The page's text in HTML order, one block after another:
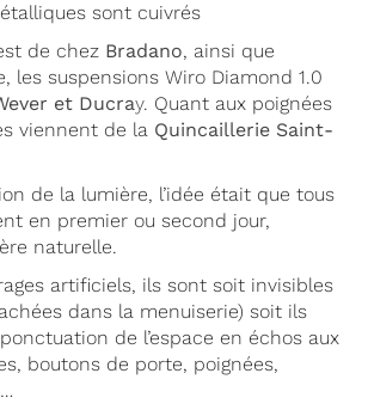
sont cuivrés
de chez Bradano, ainsi que
les suspensions Wiro Diamond 1.0
et Ducray. Quant aux poignées
viennent de la Quincaillerie Saint-
de la lumière, l’idée était que tous
en premier ou second jour,
naturelle.
artificiels, ils sont soit invisibles
dans la menuiserie) soit ils
de l’espace en échos aux
boutons de porte, poignées,